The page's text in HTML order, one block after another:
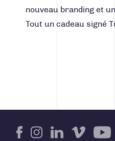
nouveau branding et
Tout un cadeau signé